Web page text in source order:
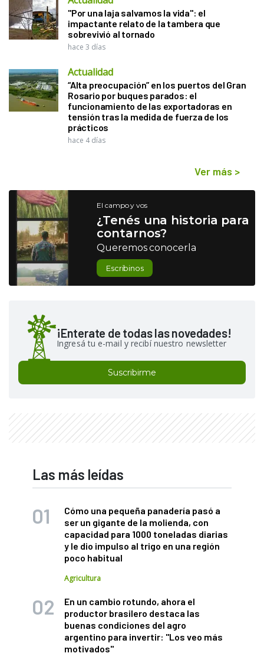
"Por una laja salvamos la vida": el
impactante relato de la tambera que
sobrevivió al tornado
hace 3 días
Actualidad
“Alta preocupación” en los puertos del Gran
Rosario por buques parados: el
funcionamiento de las exportadoras en
tensión tras la medida de fuerza de los
prácticos
hace 4 días
Ver más >
El campo y vos
¿Tenés una historia para
contarnos?
Queremos conocerla
Escribinos
¡Enterate de todas las novedades!
Ingresá tu e-mail y recibí nuestro newsletter
Suscribirme
Las más leídas
Cómo una pequeña panadería pasó a
ser un gigante de la molienda, con
capacidad para 1000 toneladas diarias
y le dio impulso al trigo en una región
poco habitual
Agricultura
En un cambio rotundo, ahora el
productor brasilero destaca las
buenas condiciones del agro
argentino para invertir: "Los veo más
motivados"